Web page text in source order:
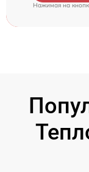
Нажимая на